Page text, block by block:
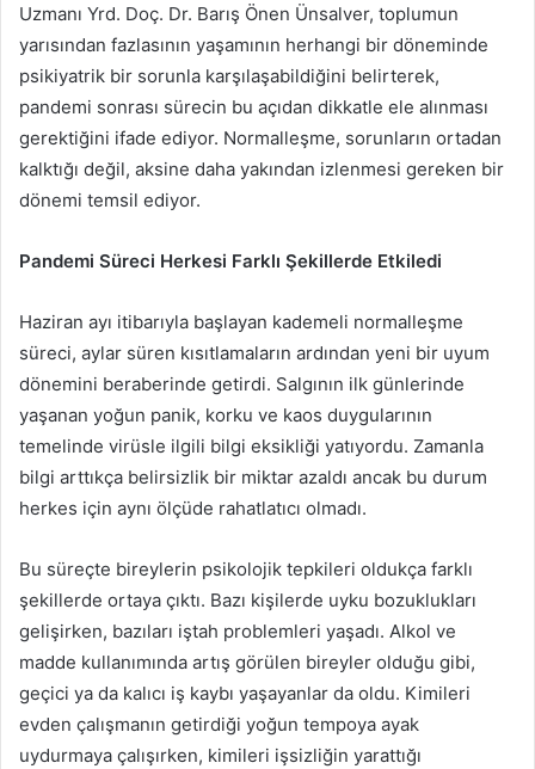
Uzmanı Yrd. Doç. Dr. Barış Önen Ünsalver, toplumun
yarısından fazlasının yaşamının herhangi bir döneminde
psikiyatrik bir sorunla karşılaşabildiğini belirterek,
pandemi sonrası sürecin bu açıdan dikkatle ele alınması
gerektiğini ifade ediyor. Normalleşme, sorunların ortadan
kalktığı değil, aksine daha yakından izlenmesi gereken bir
dönemi temsil ediyor.
Pandemi Süreci Herkesi Farklı Şekillerde Etkiledi
Haziran ayı itibarıyla başlayan kademeli normalleşme
süreci, aylar süren kısıtlamaların ardından yeni bir uyum
dönemini beraberinde getirdi. Salgının ilk günlerinde
yaşanan yoğun panik, korku ve kaos duygularının
temelinde virüsle ilgili bilgi eksikliği yatıyordu. Zamanla
bilgi arttıkça belirsizlik bir miktar azaldı ancak bu durum
herkes için aynı ölçüde rahatlatıcı olmadı.
Bu süreçte bireylerin psikolojik tepkileri oldukça farklı
şekillerde ortaya çıktı. Bazı kişilerde uyku bozuklukları
gelişirken, bazıları iştah problemleri yaşadı. Alkol ve
madde kullanımında artış görülen bireyler olduğu gibi,
geçici ya da kalıcı iş kaybı yaşayanlar da oldu. Kimileri
evden çalışmanın getirdiği yoğun tempoya ayak
uydurmaya çalışırken, kimileri işsizliğin yarattığı